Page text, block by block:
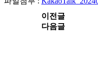
이전글
다음글